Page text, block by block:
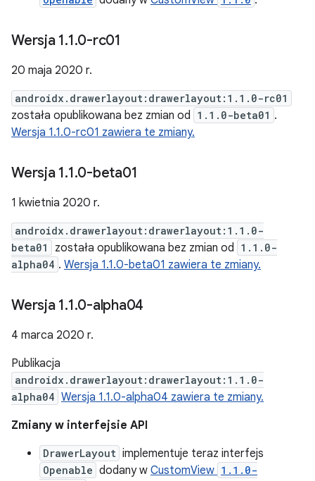
Wersja 1.1.0-rc01
20 maja 2020 r.
androidx.drawerlayout:drawerlayout:1.1.0-rc01
została opublikowana bez zmian od 1.1.0-beta01 .
Wersja 1.1.0-rc01 zawiera te zmiany.
Wersja 1.1.0-beta01
1 kwietnia 2020 r.
androidx.drawerlayout:drawerlayout:1.1.0-
beta01
została opublikowana bez zmian od 1.1.0-
alpha04 . Wersja 1.1.0-beta01 zawiera te zmiany.
Wersja 1.1.0-alpha04
4 marca 2020 r.
Publikacja
androidx.drawerlayout:drawerlayout:1.1.0-
alpha04 Wersja 1.1.0-alpha04 zawiera te zmiany.
Zmiany w interfejsie API
DrawerLayout implementuje teraz interfejs
Openable dodany w CustomView 1.1.0-